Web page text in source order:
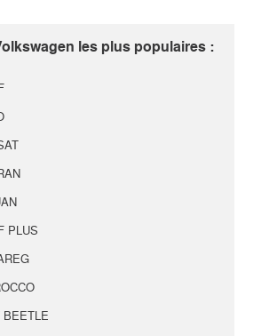
les plus populaires :
PLUS
BEETLE